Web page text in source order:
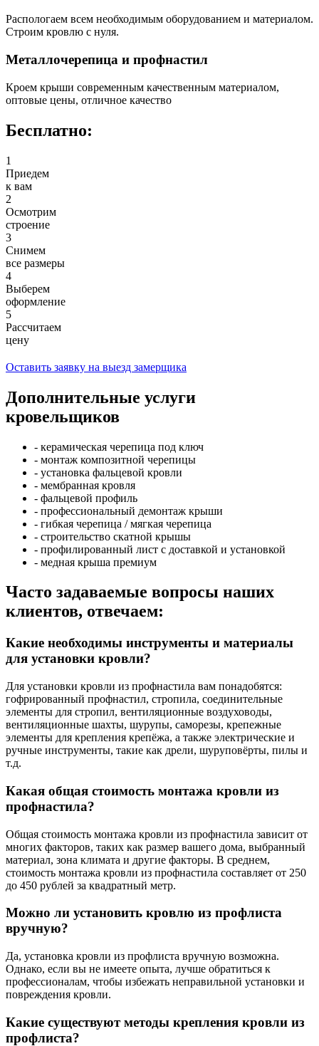
Распологаем всем необходимым оборудованием и материалом.
Строим кровлю с нуля.
Металлочерепица и профнастил
Кроем крыши современным качественным материалом,
оптовые цены, отличное качество
Бесплатно:
1
Приедем
к вам
2
Осмотрим
строение
3
Снимем
все размеры
4
Выберем
оформление
5
Рассчитаем
цену
Оставить заявку на выезд замерщика
Дополнительные услуги
кровельщиков
- керамическая черепица под ключ
- монтаж композитной черепицы
- установка фальцевой кровли
- мембранная кровля
- фальцевой профиль
- профессиональный демонтаж крыши
- гибкая черепица / мягкая черепица
- строительство скатной крышы
- профилированный лист с доставкой и установкой
- медная крыша премиум
Часто задаваемые вопросы наших
клиентов, отвечаем:
Какие необходимы инструменты и материалы
для установки кровли?
Для установки кровли из профнастила вам понадобятся:
гофрированный профнастил, стропила, соединительные
элементы для стропил, вентиляционные воздуховоды,
вентиляционные шахты, шурупы, саморезы, крепежные
элементы для крепления крепёжа, а также электрические и
ручные инструменты, такие как дрели, шуруповёрты, пилы и
т.д.
Какая общая стоимость монтажа кровли из
профнастила?
Общая стоимость монтажа кровли из профнастила зависит от
многих факторов, таких как размер вашего дома, выбранный
материал, зона климата и другие факторы. В среднем,
стоимость монтажа кровли из профнастила составляет от 250
до 450 рублей за квадратный метр.
Можно ли установить кровлю из профлиста
вручную?
Да, установка кровли из профлиста вручную возможна.
Однако, если вы не имеете опыта, лучше обратиться к
профессионалам, чтобы избежать неправильной установки и
повреждения кровли.
Какие существуют методы крепления кровли из
профлиста?